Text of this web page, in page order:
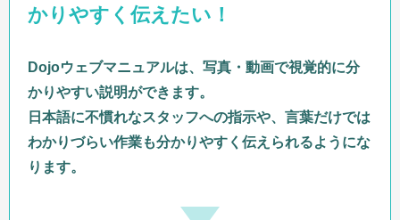
かりやすく伝えたい！
Dojoウェブマニュアルは、写真・動画で視覚的に分
かりやすい説明ができます。
日本語に不慣れなスタッフへの指示や、言葉だけでは
わかりづらい作業も分かりやすく伝えられるようにな
ります。